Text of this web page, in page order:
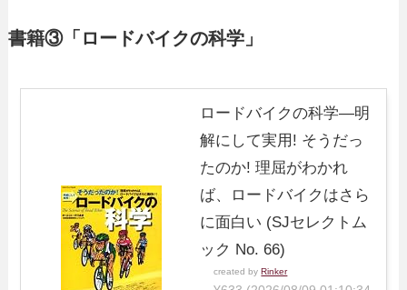
書籍③「ロードバイクの科学」
ロードバイクの科学―明
解にして実用! そうだっ
たのか! 理屈がわかれ
ば、ロードバイクはさら
に面白い (SJセレクトム
ック No. 66)
created byRinker